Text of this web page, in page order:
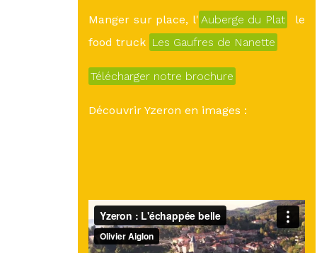
Manger sur place, l' Auberge du Plat
le
food truck Les Gaufres de Nanette
Télécharger notre brochure
Découvrir Yzeron en images :